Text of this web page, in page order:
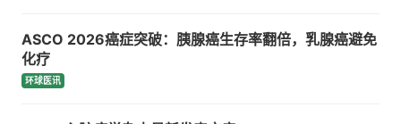
ASCO 2026癌症突破：胰腺癌生存率翻倍，乳腺癌避免
化疗
环球医讯